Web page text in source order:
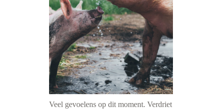
Veel gevoelens op dit moment. Verdriet